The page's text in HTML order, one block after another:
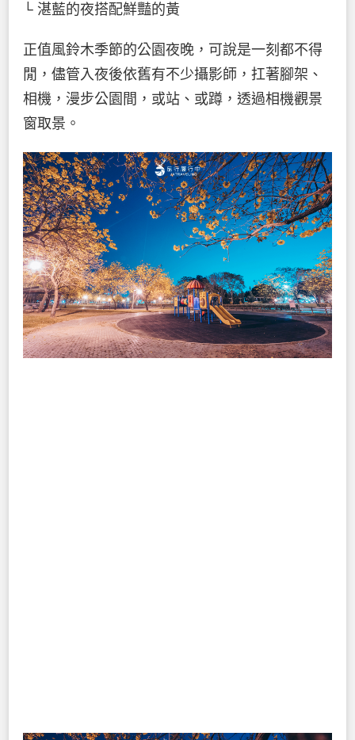
└ 湛藍的夜搭配鮮豔的黃
正值風鈴木季節的公園夜晚，可說是一刻都不得
閒，儘管入夜後依舊有不少攝影師，扛著腳架、
相機，漫步公園間，或站、或蹲，透過相機觀景
窗取景。